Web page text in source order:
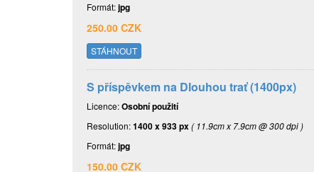
Formát:jpg
250.00 CZK
STÁHNOUT
S příspěvkem na Dlouhou trať (1400px)
Licence:Osobní použití
Resolution:1400 x 933 px( 11.9cm x 7.9cm @ 300 dpi )
Formát:jpg
150.00 CZK